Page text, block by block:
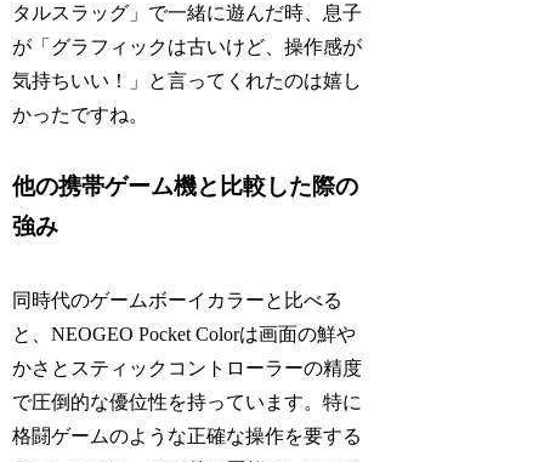
タルスラッグ」で一緒に遊んだ時、息子
が「グラフィックは古いけど、操作感が
気持ちいい！」と言ってくれたのは嬉し
かったですね。
他の携帯ゲーム機と比較した際の
強み
同時代のゲームボーイカラーと比べる
と、NEOGEO Pocket Colorは画面の鮮や
かさとスティックコントローラーの精度
で圧倒的な優位性を持っています。特に
格闘ゲームのような正確な操作を要する